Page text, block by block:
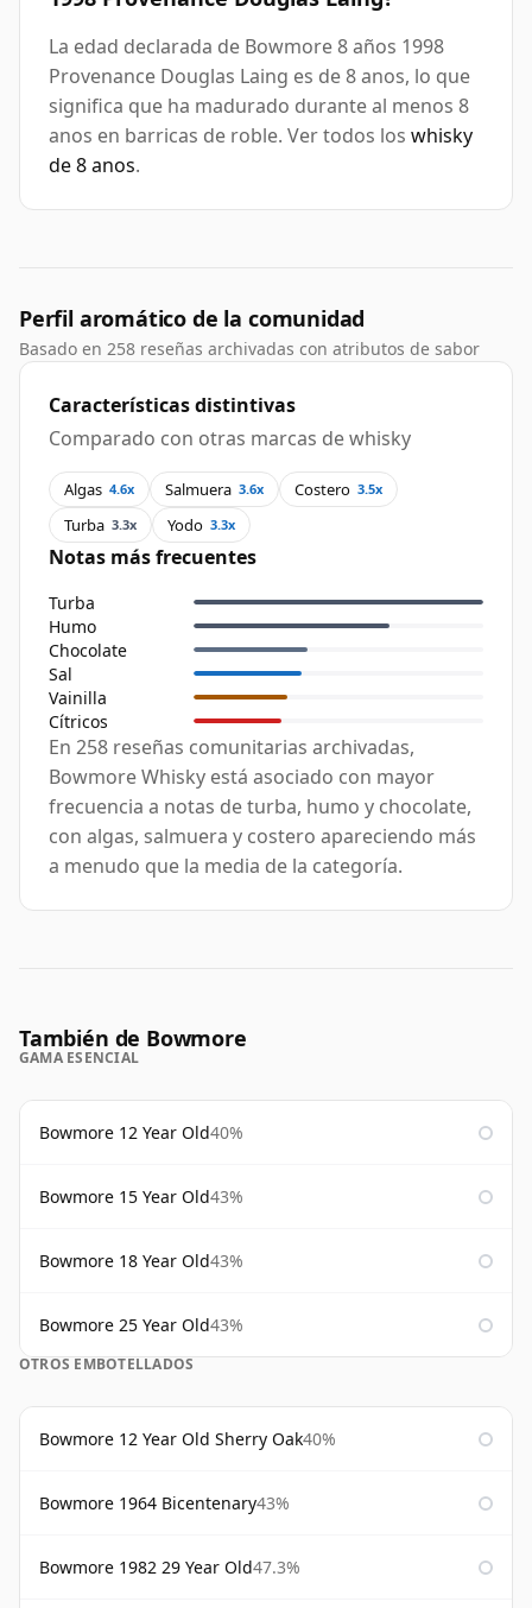
La edad declarada de Bowmore 8 años 1998
Provenance Douglas Laing es de 8 anos, lo que
significa que ha madurado durante al menos 8
anos en barricas de roble. Ver todos los whisky
de 8 anos.
Perfil aromático de la comunidad
Basado en 258 reseñas archivadas con atributos de sabor
Características distintivas
Comparado con otras marcas de whisky
Algas 4.6x Salmuera 3.6x Costero 3.5x
Turba 3.3x Yodo 3.3x
Notas más frecuentes
Turba
Humo
Chocolate
Sal
Vainilla
Cítricos
En 258 reseñas comunitarias archivadas,
Bowmore Whisky está asociado con mayor
frecuencia a notas de turba, humo y chocolate,
con algas, salmuera y costero apareciendo más
a menudo que la media de la categoría.
También de Bowmore
GAMA ESENCIAL
Bowmore 12 Year Old40%
Bowmore 15 Year Old43%
Bowmore 18 Year Old43%
Bowmore 25 Year Old43%
OTROS EMBOTELLADOS
Bowmore 12 Year Old Sherry Oak40%
Bowmore 1964 Bicentenary43%
Bowmore 1982 29 Year Old47.3%